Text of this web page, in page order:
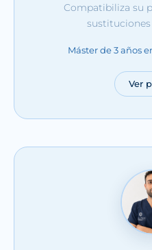
Compatibiliza su
sustituciones
Máster de 3 años
Ver